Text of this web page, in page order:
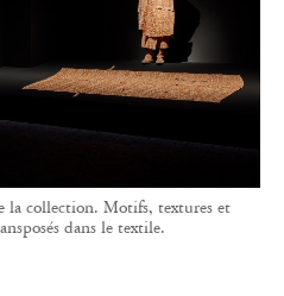
la collection. Motifs, textures et
dans le textile.